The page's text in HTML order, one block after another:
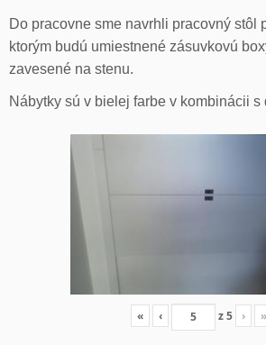
Do pracovne sme navrhli pracovný stôl
ktorým budú umiestnené zásuvkovú
zavesené na stenu.
Nábytky sú v bielej farbe v kombinácii s
« ‹ z5 › »